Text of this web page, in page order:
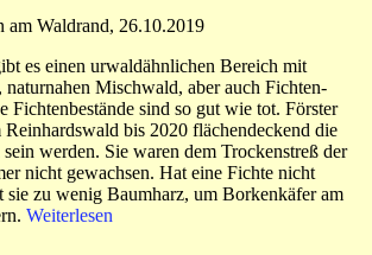
am Waldrand, 26.10.2019
es einen urwaldähnlichen Bereich mit
naturnahen Mischwald, aber auch Fichten-
Fichtenbestände sind so gut wie tot. Förster
Reinhardswald bis 2020 flächendeckend die
werden. Sie waren dem Trockenstreß der
nicht gewachsen. Hat eine Fichte nicht
sie zu wenig Baumharz, um Borkenkäfer am
Weiterlesen